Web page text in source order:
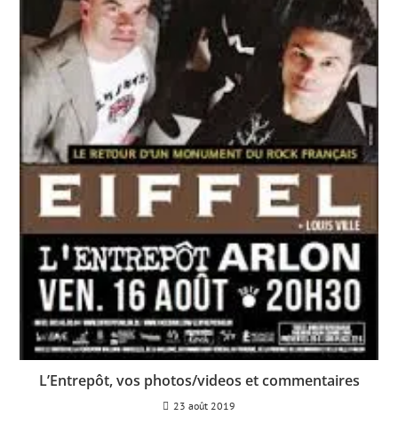
L’Entrepôt, vos photos/videos et commentaires
23 août 2019